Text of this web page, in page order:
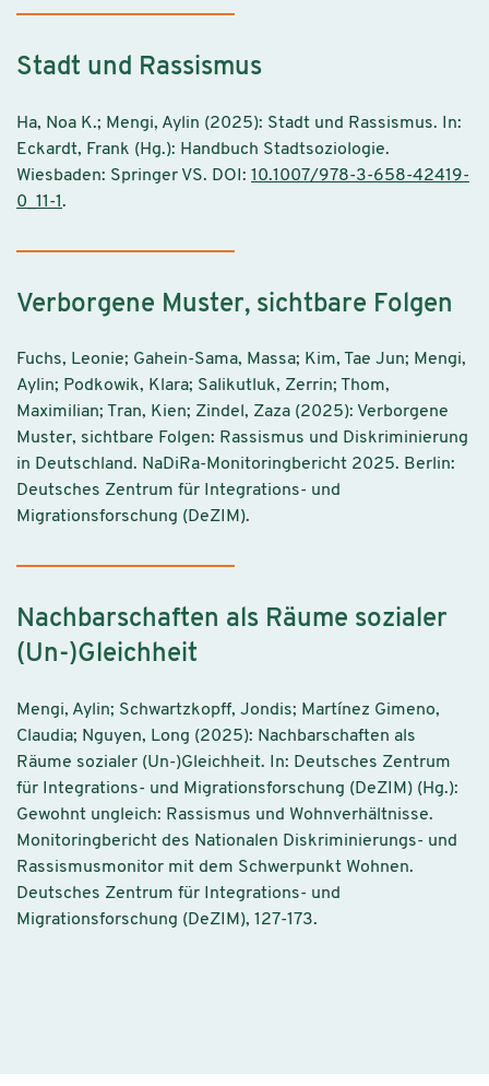
Stadt und Rassismus
Ha, Noa K.; Mengi, Aylin (2025): Stadt und Rassismus. In:
Eckardt, Frank (Hg.): Handbuch Stadtsoziologie.
Wiesbaden: Springer VS. DOI: 10.1007/978-3-658-42419-
0_11-1.
Verborgene Muster, sichtbare Folgen
Fuchs, Leonie; Gahein-Sama, Massa; Kim, Tae Jun; Mengi,
Aylin; Podkowik, Klara; Salikutluk, Zerrin; Thom,
Maximilian; Tran, Kien; Zindel, Zaza (2025): Verborgene
Muster, sichtbare Folgen: Rassismus und Diskriminierung
in Deutschland. NaDiRa-Monitoringbericht 2025. Berlin:
Deutsches Zentrum für Integrations- und
Migrationsforschung (DeZIM).
Nachbarschaften als Räume sozialer
(Un-)Gleichheit
Mengi, Aylin; Schwartzkopff, Jondis; Martínez Gimeno,
Claudia; Nguyen, Long (2025): Nachbarschaften als
Räume sozialer (Un-)Gleichheit. In: Deutsches Zentrum
für Integrations- und Migrationsforschung (DeZIM) (Hg.):
Gewohnt ungleich: Rassismus und Wohnverhältnisse.
Monitoringbericht des Nationalen Diskriminierungs- und
Rassismusmonitor mit dem Schwerpunkt Wohnen.
Deutsches Zentrum für Integrations- und
Migrationsforschung (DeZIM), 127-173.